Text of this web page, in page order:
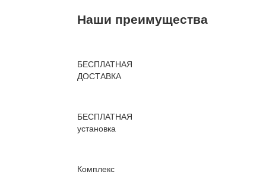
Наши преимущества
БЕСПЛАТНАЯ
ДОСТАВКА
БЕСПЛАТНАЯ
установка
Комплекс